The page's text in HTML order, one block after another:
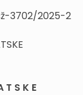
3702/2025-2
T S K E